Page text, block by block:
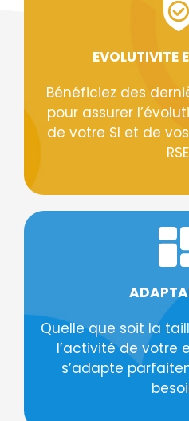
EVOLUTIVITE
Bénéficiez des
pour assurer
de votre SI et de
Quelle que soit la
l’activité de votre
s’adapte